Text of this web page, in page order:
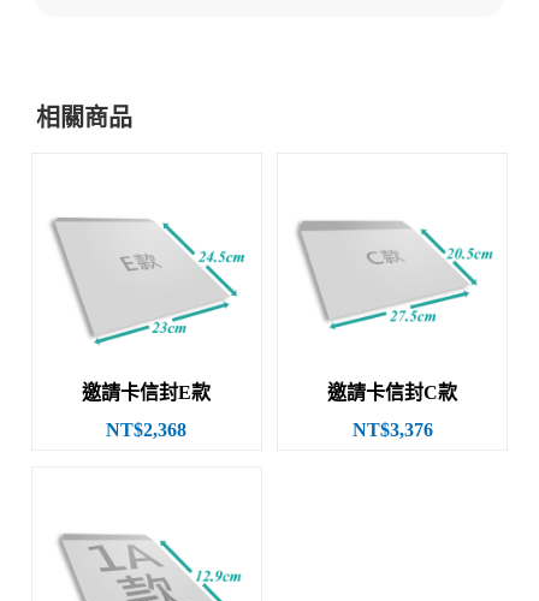
相關商品
邀請卡信封E款
NT$2,368
邀請卡信封C款
NT$3,376